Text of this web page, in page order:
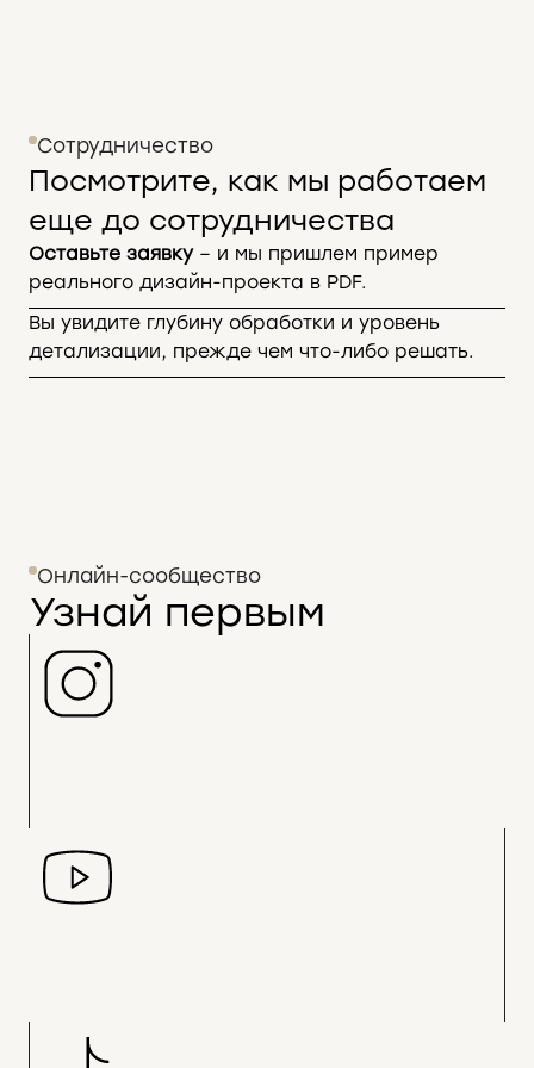
Сотрудничество
Посмотрите, как мы работаем
еще до сотрудничества
Оставьте заявку– и мы пришлем пример
реального дизайн-проекта в PDF.
Вы увидите глубину обработки и уровень
детализации, прежде чем что-либо решать.
Онлайн-сообщество
Узнай первым